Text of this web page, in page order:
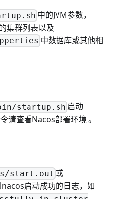
中的JVM参数，
集群列表以及
中数据库或其他相
startup.sh 启动
请查看Nacos部署环境。
start.out 或
启动成功的日志，如